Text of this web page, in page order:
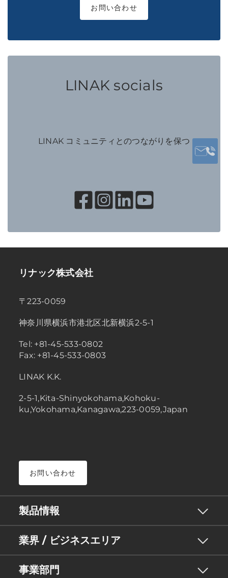
お問い合わせ
LINAK socials
LINAK コミュニティとのつながりを保つ
リナック株式会社
〒223-0059
神奈川県横浜市港北区北新横浜2-5-1
Tel: +81-45-533-0802
Fax: +81-45-533-0803
LINAK K.K.
2-5-1,Kita-Shinyokohama,Kohoku-
ku,Yokohama,Kanagawa,223-0059,Japan
お問い合わせ
製品情報
業界 / ビジネスエリア
事業部門